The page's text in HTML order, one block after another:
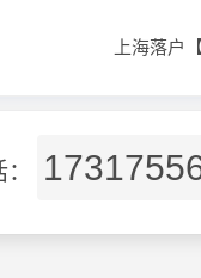
上海落户